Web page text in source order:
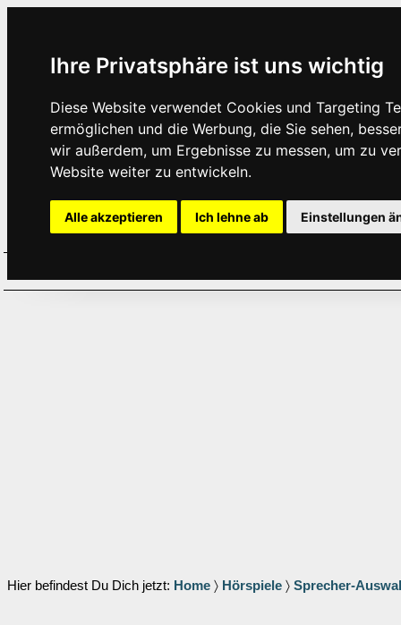
Ihre Privatsphäre ist uns wichtig
Diese Website verwendet Cookies und Targeting
ermöglichen und die Werbung, die Sie sehen,
wir außerdem, um Ergebnisse zu messen, um zu
Website weiter zu entwickeln.
Alle akzeptieren Ich lehne ab Einstellungen
Hier befindest Du Dich jetzt: Home 〉 Hörspiele 〉 Sprecher-